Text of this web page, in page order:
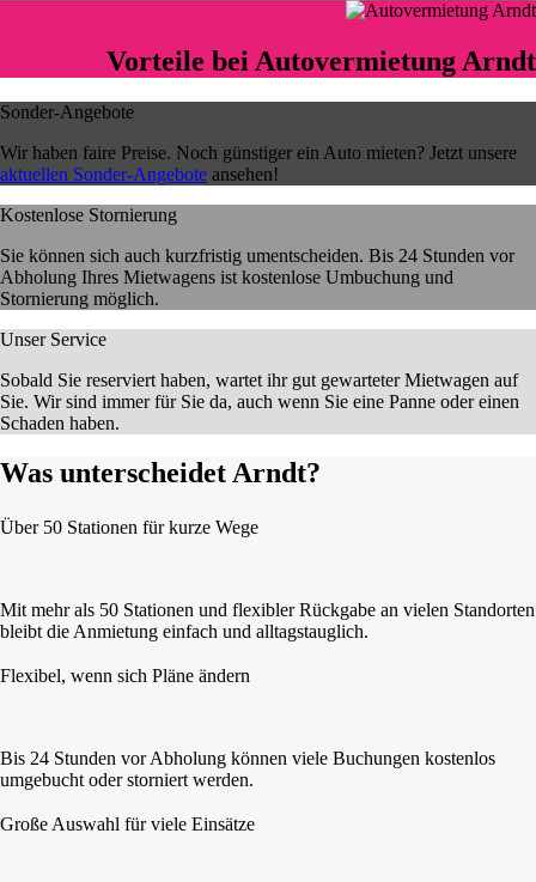
Vorteile bei Autovermietung Arndt
Sonder-Angebote
Wir haben faire Preise. Noch günstiger ein Auto mieten? Jetzt unsere
aktuellen Sonder-Angebote ansehen!
Kostenlose Stornierung
Sie können sich auch kurzfristig umentscheiden. Bis 24 Stunden vor
Abholung Ihres Mietwagens ist kostenlose Umbuchung und
Stornierung möglich.
Unser Service
Sobald Sie reserviert haben, wartet ihr gut gewarteter Mietwagen auf
Sie. Wir sind immer für Sie da, auch wenn Sie eine Panne oder einen
Schaden haben.
Was unterscheidet Arndt?
Über 50 Stationen für kurze Wege
Mit mehr als 50 Stationen und flexibler Rückgabe an vielen Standorten
bleibt die Anmietung einfach und alltagstauglich.
Flexibel, wenn sich Pläne ändern
Bis 24 Stunden vor Abholung können viele Buchungen kostenlos
umgebucht oder storniert werden.
Große Auswahl für viele Einsätze